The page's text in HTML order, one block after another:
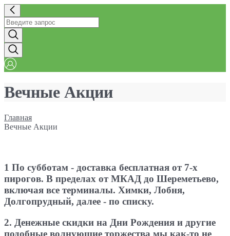
Вечные Акции
Главная
Вечные Акции
1 По субботам - доставка бесплатная от 7-х
пирогов. В пределах от МКАД до Шереметьево,
включая все терминалы. Химки, Лобня,
Долгопрудный, далее - по списку.
2. Денежные скидки на Дни Рождения и другие
подобные волнующие торжества мы как-то не